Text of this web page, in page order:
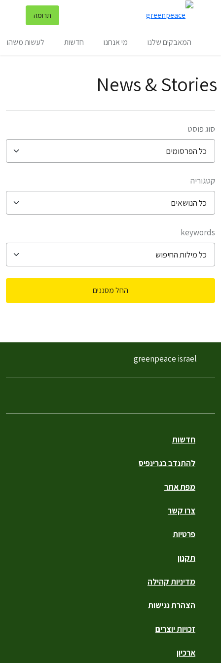
תרומה
המאבקים שלנו מי אנחנו חדשות לעשות משהו
News & Stories
סוג פוסט
קטגוריה
keywords
החל מסננים
חדשות
להתנדב בגרינפיס
מפת אתר
צרו קשר
פרטיות
תקנון
מדיניות קהילה
הצהרת נגישות
זכויות יוצרים
ארכיון